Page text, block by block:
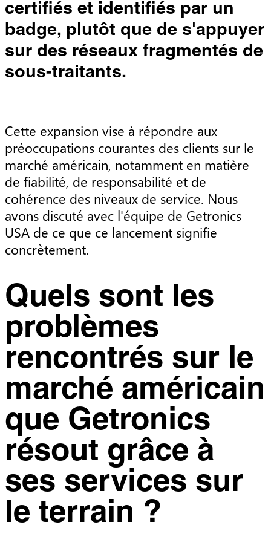
certifiés et identifiés par un
badge, plutôt que de s'appuyer
sur des réseaux fragmentés de
sous-traitants.
Cette expansion vise à répondre aux
préoccupations courantes des clients sur le
marché américain, notamment en matière
de fiabilité, de responsabilité et de
cohérence des niveaux de service. Nous
avons discuté avec l'équipe de Getronics
USA de ce que ce lancement signifie
concrètement.
Quels sont les
problèmes
rencontrés sur le
marché américain
que Getronics
résout grâce à
ses services sur
le terrain ?